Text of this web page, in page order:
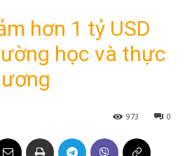
hơn 1 tỷ USD
học và thực
0
973